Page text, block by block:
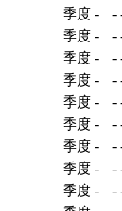
季度 - -
季度 - -
季度 - -
季度 - -
季度 - -
季度 - -
季度 - -
季度 - -
季度 - -